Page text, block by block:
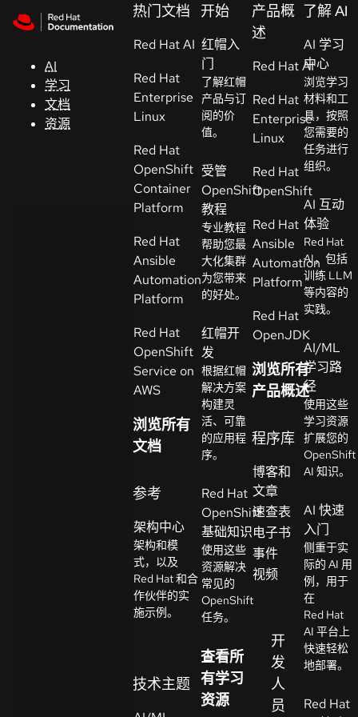
AI
学习
文档
资源
持
控制台
（Console）
开
发
人
员
开
始
试
联
系
人
选
语
言
热门文档
Red Hat AI
Red Hat
Enterprise
Linux
Red Hat
OpenShift
Container
Platform
Red Hat
Ansible
Automation
Platform
Red Hat
OpenShift
Service on
AWS
浏览所有
文档
参考
架构中心
架构和模
式，以及
Red Hat 和合
作伙伴的实
施示例。
技术主题
开始
红帽入
门
了解红帽
产品与订
阅的价
值。
受管
OpenShift
教程
专业教程
帮助您最
大化集群
为您带来
的好处。
红帽开
发
根据红帽
解决方案
构建灵
活、可靠
的应用程
序。
Red Hat
OpenShift
基础知识
使用这些
资源解决
常见的
OpenShift
任务。
查看所
有学习
资源
产品概
述
Red Hat AI
Red Hat
Enterprise
Linux
Red Hat
OpenShift
Red Hat
Ansible
Automation
Platform
Red Hat
OpenJDK
浏览所有
产品概述
程序库
博客和
文章
速查表
电子书
事件
视频
开
发
人
员
了解 AI
AI 学习
中心
浏览学习
材料和工
具，按照
您需要的
任务进行
组织。
AI 互动
体验
Red Hat
AI，包括
训练 LLM
等内容的
实践。
AI/ML
学习路
径
使用这些
学习资源
扩展您的
OpenShift
AI 知识。
AI 快速
入门
侧重于实
际的 AI 用
例，用于
在
Red Hat
AI 平台上
快速轻松
地部署。
Red Hat